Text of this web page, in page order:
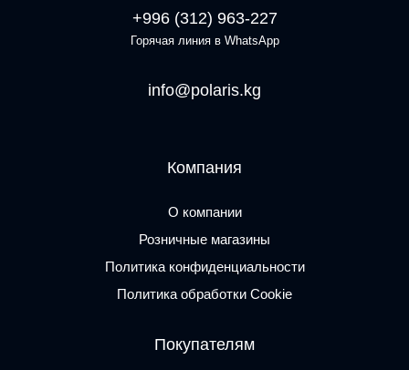
+996 (312) 963-227
Горячая линия в WhatsApp
info@polaris.kg
Компания
О компании
Розничные магазины
Политика конфиденциальности
Политика обработки Cookie
Покупателям